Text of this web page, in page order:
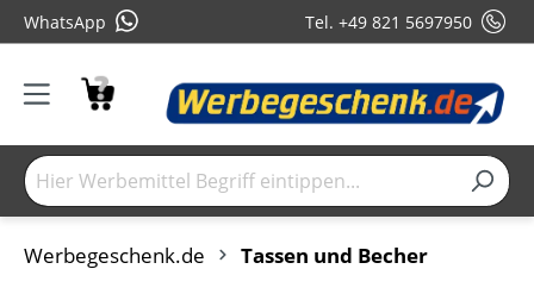
WhatsApp Tel. +49 821 5697950
Werbegeschenk.de Tassen und Becher